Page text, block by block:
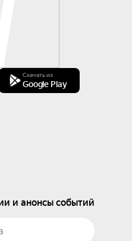
Скачать из
Google Play
и анонсы событий